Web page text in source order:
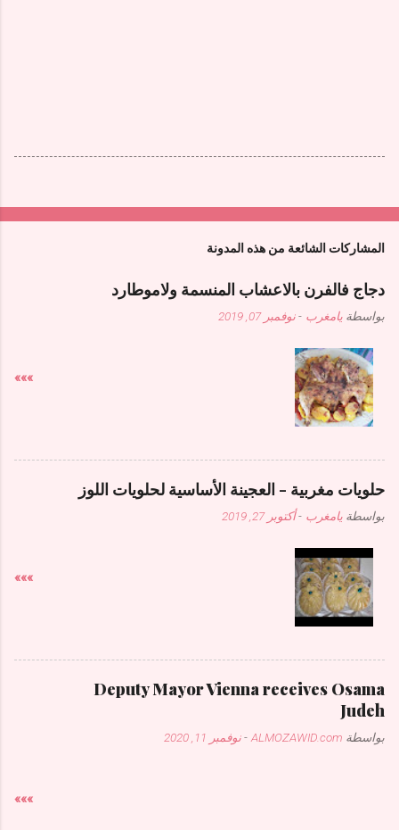
المشاركات الشائعة من هذه المدونة
دجاج فالفرن بالاعشاب المنسمة ولاموطارد
بواسطة يامغرب -نوفمبر 07, 2019
»»»
حلويات مغربية - العجينة الأساسية لحلويات اللوز
بواسطة يامغرب -أكتوبر 27, 2019
»»»
Deputy Mayor Vienna receives Osama
Judeh
بواسطة ALMOZAWID.com
-نوفمبر 11, 2020
»»»